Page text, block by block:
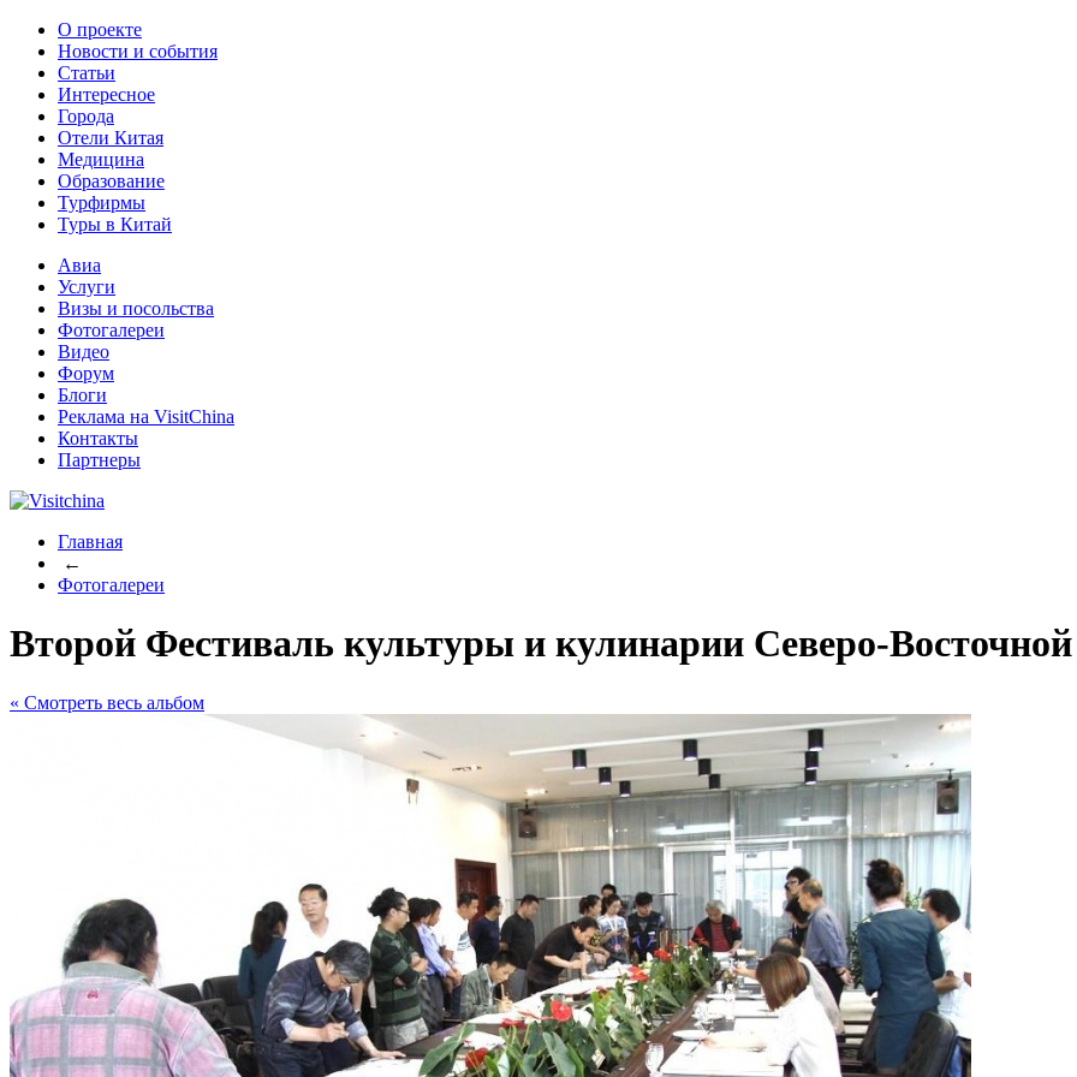
О проекте
Новости и события
Статьи
Интересное
Города
Отели Китая
Медицина
Образование
Турфирмы
Туры в Китай
Авиа
Услуги
Визы и посольства
Фотогалереи
Видео
Форум
Блоги
Реклама на VisitChina
Контакты
Партнеры
Главная
←
Фотогалереи
Второй Фестиваль культуры и кулинарии Северо-
« Cмотреть весь альбом